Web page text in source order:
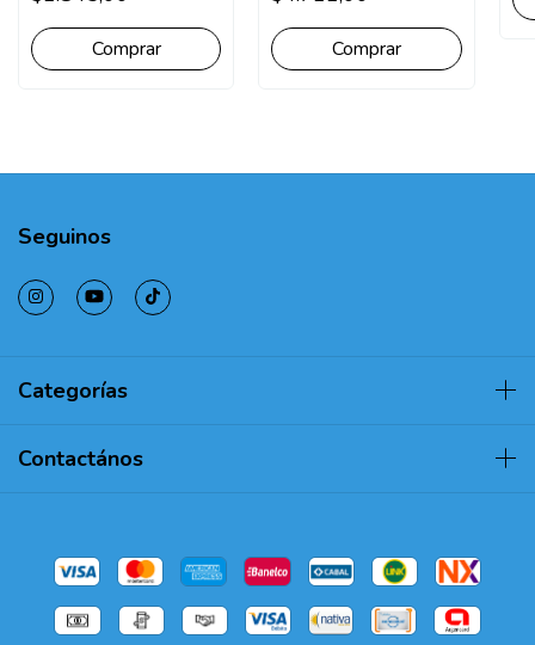
Comprar
Seguinos
Categorías
Contactános